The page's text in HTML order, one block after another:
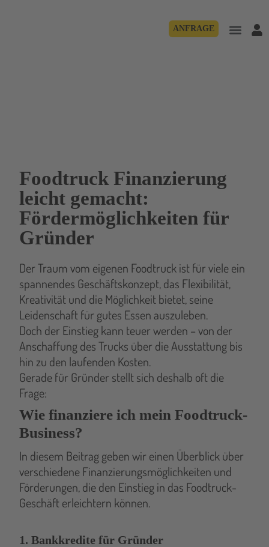
ANFRAGE
Foodtruck Finanzierung
leicht gemacht:
Fördermöglichkeiten für
Gründer
Der Traum vom eigenen Foodtruck ist für viele ein
spannendes Geschäftskonzept, das Flexibilität,
Kreativität und die Möglichkeit bietet, seine
Leidenschaft für gutes Essen auszuleben.
Doch der Einstieg kann teuer werden – von der
Anschaffung des Trucks über die Ausstattung bis
hin zu den laufenden Kosten.
Gerade für Gründer stellt sich deshalb oft die
Frage:
Wie finanziere ich mein Foodtruck-
Business?
In diesem Beitrag geben wir einen Überblick über
verschiedene Finanzierungsmöglichkeiten und
Förderungen, die den Einstieg in das Foodtruck-
Geschäft erleichtern können.
1. Bankkredite für Gründer